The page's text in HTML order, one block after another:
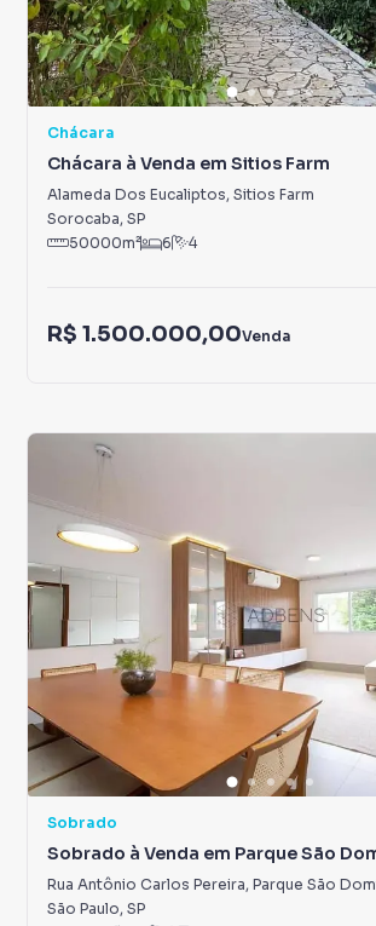
Chácara
Chácara à Venda em Sitios Farm
Alameda Dos Eucaliptos, Sitios Farm
Sorocaba, SP
50000m² 6 4
R$ 1.500.000,00Venda
Sobrado
Sobrado à Venda em Parque São
Rua Antônio Carlos Pereira, Parque São
São Paulo, SP